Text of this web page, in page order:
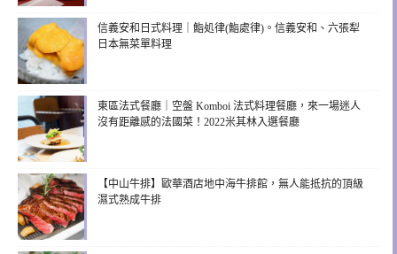
信義安和日式料理｜鮨処律(鮨處律)。信義安和、六張犁
日本無菜單料理
東區法式餐廳｜空盤 Komboi 法式料理餐廳，來一場迷人
沒有距離感的法國菜！2022米其林入選餐廳
【中山牛排】歐華酒店地中海牛排館，無人能抵抗的頂級
濕式熟成牛排